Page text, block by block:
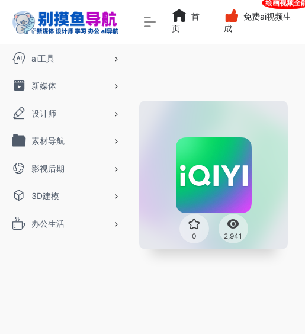
ai工具
新媒体
设计师
素材导航
影视后期
3D建模
办公生活
首
页
免费ai视频生
成
0 2,941